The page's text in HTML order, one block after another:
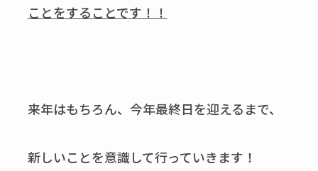
ことをすることです！！
来年はもちろん、今年最終日を迎えるまで、
新しいことを意識して行っていきます！